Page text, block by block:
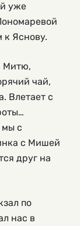
уже
к Яснову.
Митю,
чай,
Влетает с
мы с
с Мишей
друг на
по
нас в